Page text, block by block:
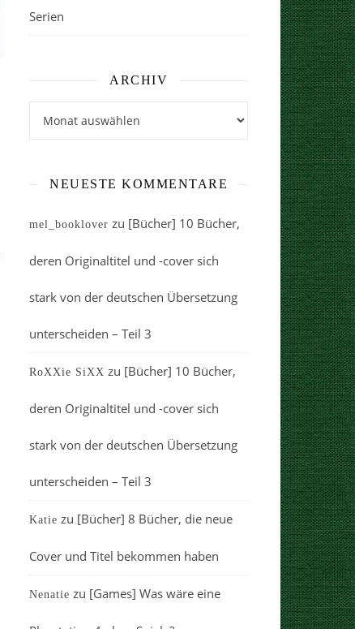
Serien
ARCHIV
NEUESTE KOMMENTARE
mel_booklover zu [Bücher] 10 Bücher,
deren Originaltitel und -cover sich
stark von der deutschen Übersetzung
unterscheiden – Teil 3
RoXXie SiXX zu [Bücher] 10 Bücher,
deren Originaltitel und -cover sich
stark von der deutschen Übersetzung
unterscheiden – Teil 3
Katie zu [Bücher] 8 Bücher, die neue
Cover und Titel bekommen haben
Nenatie zu [Games] Was wäre eine